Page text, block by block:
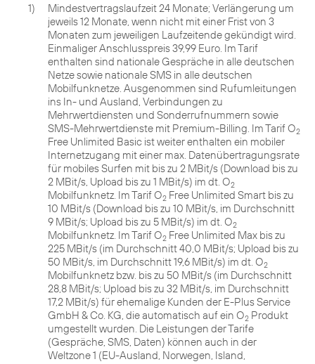
1)
Mindestvertragslaufzeit 24 Monate; Verlängerung um
jeweils 12 Monate, wenn nicht mit einer Frist von 3
Monaten zum jeweiligen Laufzeitende gekündigt wird.
Einmaliger Anschlusspreis 39,99 Euro. Im Tarif
enthalten sind nationale Gespräche in alle deutschen
Netze sowie nationale SMS in alle deutschen
Mobilfunknetze. Ausgenommen sind Rufumleitungen
ins In- und Ausland, Verbindungen zu
Mehrwertdiensten und Sonderrufnummern sowie
SMS-Mehrwertdienste mit Premium-Billing. Im Tarif O2
Free Unlimited Basic ist weiter enthalten ein mobiler
Internetzugang mit einer max. Datenübertragungsrate
für mobiles Surfen mit bis zu 2 MBit/s (Download bis zu
2 MBit/s, Upload bis zu 1 MBit/s) im dt. O2
Mobilfunknetz. Im Tarif O2 Free Unlimited Smart bis zu
10 MBit/s (Download bis zu 10 MBit/s, im Durchschnitt
9 MBit/s; Upload bis zu 5 MBit/s) im dt. O2
Mobilfunknetz. Im Tarif O2 Free Unlimited Max bis zu
225 MBit/s (im Durchschnitt 40,0 MBit/s; Upload bis zu
50 MBit/s, im Durchschnitt 19,6 MBit/s) im dt. O2
Mobilfunknetz bzw. bis zu 50 MBit/s (im Durchschnitt
28,8 MBit/s; Upload bis zu 32 MBit/s, im Durchschnitt
17,2 MBit/s) für ehemalige Kunden der E-Plus Service
GmbH & Co. KG, die automatisch auf ein O2 Produkt
umgestellt wurden. Die Leistungen der Tarife
(Gespräche, SMS, Daten) können auch in der
Weltzone 1 (EU-Ausland, Norwegen, Island,